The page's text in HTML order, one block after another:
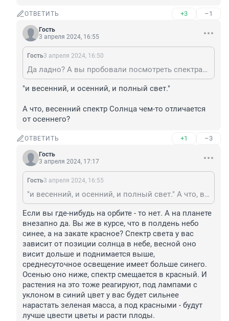
ОТВЕТИТЬ +3 –1
Гость
3 апреля 2024, 16:55
Гость3 апреля 2024, 16:50
Да ладно? А вы пробовали посмотреть спектральные данные, прежде чем что-то рассказывать? На каких-нибудь самсунговских диодах без проблем можно собрать любой нужный спектр - и весенний, и осенний, и полный свет. Или вы просто не можете нормально сформулировать мысль, что вот эти вот биколор лампы не работают в качестве основного освещения, а годятся только в качестве досветки? Ну тогда согласен, но их ведь и используют именно для этого.
"и весенний, и осенний, и полный свет."
А что, весенний спектр Солнца чем-то отличается
от осеннего?
ОТВЕТИТЬ +1 –3
Гость
3 апреля 2024, 17:17
Гость3 апреля 2024, 16:55
"и весенний, и осенний, и полный свет." А что, весенний спектр Солнца чем-то отличается от осеннего?
Если вы где-нибудь на орбите - то нет. А на планете
внезапно да. Вы же в курсе, что в полдень небо
синее, а на закате красное? Спектр света у вас
зависит от позиции солнца в небе, весной оно
висит дольше и поднимается выше,
среднесуточное освещение имеет больше синего.
Осенью оно ниже, спектр смещается в красный. И
растения на это тоже реагируют, под лампами с
уклоном в синий цвет у вас будет сильнее
нарастать зеленая масса, а под красными - будут
лучше цвести цветы и расти плоды.